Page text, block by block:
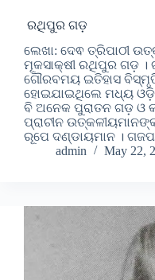
ରଥିପୁର ଗଡ଼
ଲେଖା: ଦେଵ ତ୍ରିପାଠୀ
ମୂକସାକ୍ଷୀ ରଥିପୁର ଗଡ଼
ଗୌରବମୟ ଇତିହାସ
ହୋଇଯାଇଥିଲେ ମଧ୍ୟ
ବି ଅନେକ ପୁରାତନ ଗଡ଼ ଓ
ପ୍ରାଚୀନ
ରୂପେ ଦଣ୍ଡାୟମାନ ।
admin
May 22,